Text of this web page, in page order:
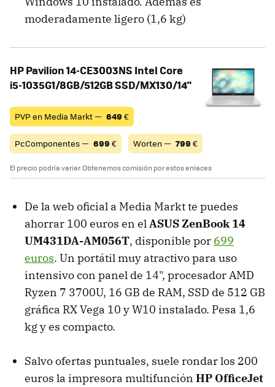
moderadamente ligero (1,6 kg)
HP Pavilion 14-CE3003NS Intel Core
i5-1035G1/8GB/512GB SSD/MX130/14"
PVP en Media Markt — 649 €
PcComponentes — 699 € Worten — 799 €
El precio podría variar. Obtenemos comisión por estos enlaces
De la web oficial a Media Markt te puedes
ahorrar 100 euros en elASUS ZenBook 14
UM431DA-AM056T, disponible por 699
euros. Un portátil muy atractivo para uso
intensivo con panel de 14", procesador AMD
Ryzen 7 3700U, 16 GB de RAM, SSD de 512 GB
gráfica RX Vega 10 y W10 instalado. Pesa 1,6
kg y es compacto.
Salvo ofertas puntuales, suele rondar los 200
euros la impresora multifunción HP OfficeJet